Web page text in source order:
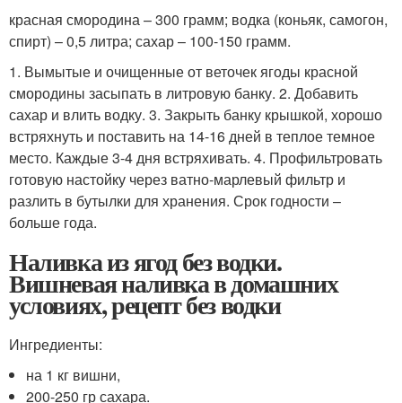
красная смородина – 300 грамм; водка (коньяк, самогон,
спирт) – 0,5 литра; сахар – 100-150 грамм.
1. Вымытые и очищенные от веточек ягоды красной
смородины засыпать в литровую банку. 2. Добавить
сахар и влить водку. 3. Закрыть банку крышкой, хорошо
встряхнуть и поставить на 14-16 дней в теплое темное
место. Каждые 3-4 дня встряхивать. 4. Профильтровать
готовую настойку через ватно-марлевый фильтр и
разлить в бутылки для хранения. Срок годности –
больше года.
Наливка из ягод без водки.
Вишневая наливка в домашних
условиях, рецепт без водки
Ингредиенты:
на 1 кг вишни,
200-250 гр сахара.